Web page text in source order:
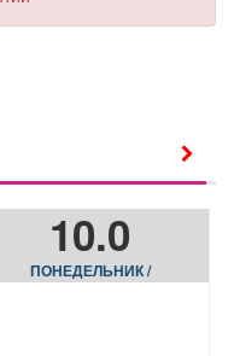
10.0
ПОНЕДЕЛЬНИК /